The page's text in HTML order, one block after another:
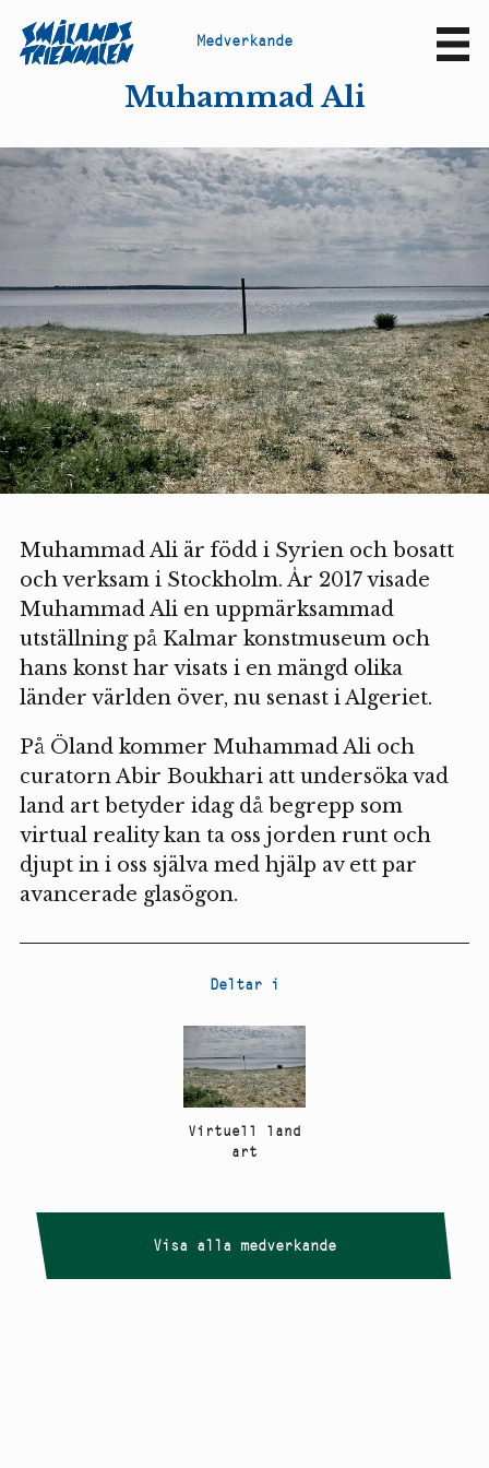
Medverkande
Muhammad Ali
Muhammad Ali är född i Syrien och bosatt
och verksam i Stockholm. År 2017 visade
Muhammad Ali en uppmärksammad
utställning på Kalmar konstmuseum och
hans konst har visats i en mängd olika
länder världen över, nu senast i Algeriet.
På Öland kommer Muhammad Ali och
curatorn Abir Boukhari att undersöka vad
land art betyder idag då begrepp som
virtual reality kan ta oss jorden runt och
djupt in i oss själva med hjälp av ett par
avancerade glasögon.
Deltar i
Virtuell land
art
Visa alla medverkande